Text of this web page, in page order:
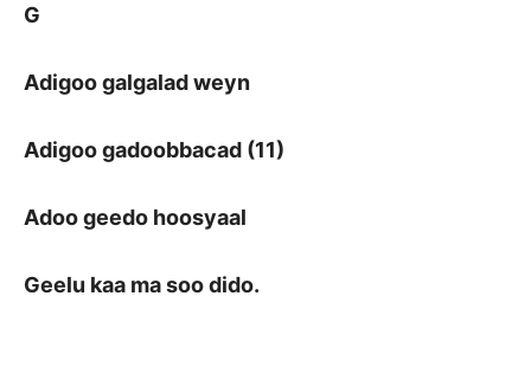
G
Adigoo galgalad weyn
Adigoo gadoobbacad (11)
Adoo geedo hoosyaal
Geelu kaa ma soo dido.